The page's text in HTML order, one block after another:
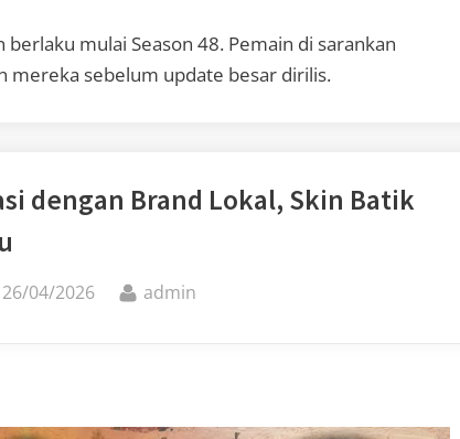
berlaku mulai Season 48. Pemain di sarankan
mereka sebelum update besar dirilis.
dengan Brand Lokal, Skin Batik
Posted
26/04/2026 By
admin